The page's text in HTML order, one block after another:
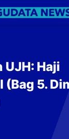
UJH: Haji
(Bag 5.